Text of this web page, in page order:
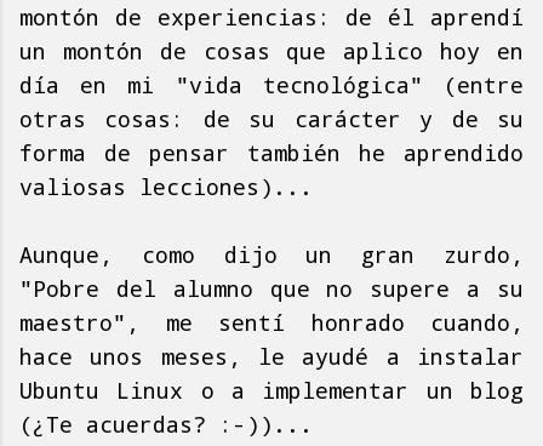
montón de experiencias: de él aprendí
un montón de cosas que aplico hoy en
día en mi "vida tecnológica" (entre
otras cosas: de su carácter y de su
forma de pensar también he aprendido
valiosas lecciones)...
Aunque, como dijo un gran zurdo,
"Pobre del alumno que no supere a su
maestro", me sentí honrado cuando,
hace unos meses, le ayudé a instalar
Ubuntu Linux o a implementar un blog
(¿Te acuerdas? :-))...